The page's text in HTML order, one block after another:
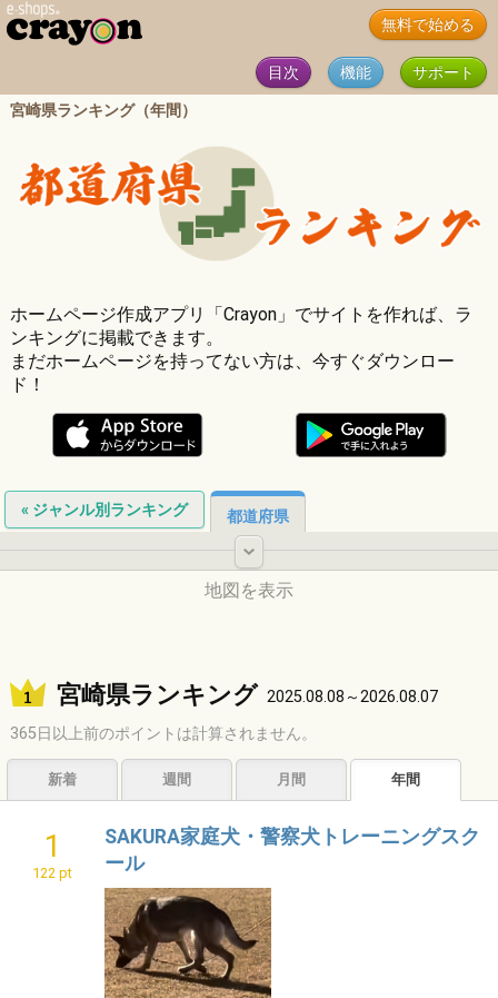
無料で始める
目次 機能
サポート
宮崎県ランキング（年間）
ホームページ作成アプリ「Crayon」でサイトを作れば、ラ
ンキングに掲載できます。
まだホームページを持ってない方は、今すぐダウンロー
ド！
« ジャンル別ランキング 都道府県
-
近畿
中国
四国
地図を表示
宮崎県ランキング 2025.08.08～2026.08.07
365日以上前のポイントは計算されません。
新着 週間 月間 年間
1
122 pt
SAKURA家庭犬・警察犬トレーニングスク
ール